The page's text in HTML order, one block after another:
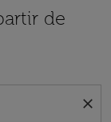
de
close